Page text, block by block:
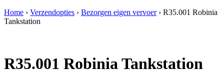
Home › Verzendopties › Bezorgen eigen vervoer› R35.001 Robinia
Tankstation
R35.001 Robinia Tankstation